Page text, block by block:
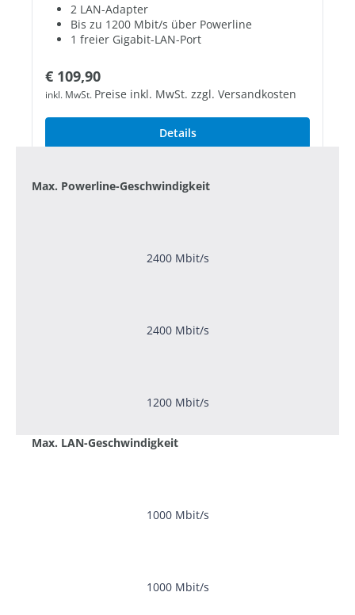
2 LAN-Adapter
Bis zu 1200 Mbit/s über Powerline
1 freier Gigabit-LAN-Port
Regulärer Preis:
€ 109,90
inkl. MwSt. Preise inkl. MwSt. zzgl. Versandkosten
Details
Max. Powerline-Geschwindigkeit
2400 Mbit/s
2400 Mbit/s
1200 Mbit/s
Max. LAN-Geschwindigkeit
1000 Mbit/s
1000 Mbit/s